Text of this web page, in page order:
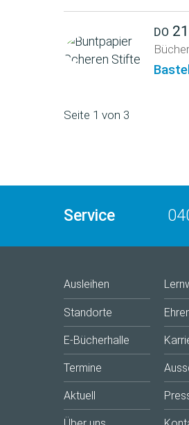
DO
Seite 1 von 3
Service
Ausleihen
Standorte
E-Bücherhalle
Termine
Aktuell